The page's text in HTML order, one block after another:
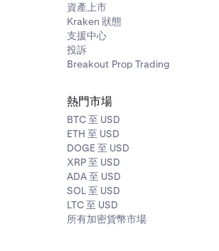
資產上市
Kraken 狀態
支援中心
投訴
Breakout Prop Trading
熱門市場
BTC 至 USD
ETH 至 USD
DOGE 至 USD
XRP 至 USD
ADA 至 USD
SOL 至 USD
LTC 至 USD
所有加密貨幣市場